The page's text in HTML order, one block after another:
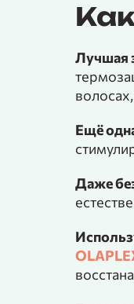
Лучшая
Ещё
Даже